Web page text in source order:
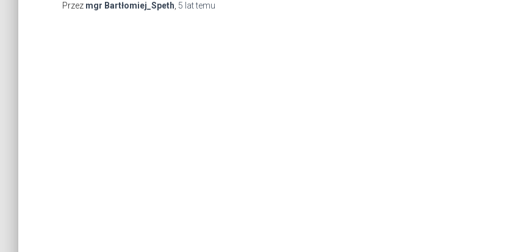
Przez mgr Bartłomiej_Speth 5 lattemu